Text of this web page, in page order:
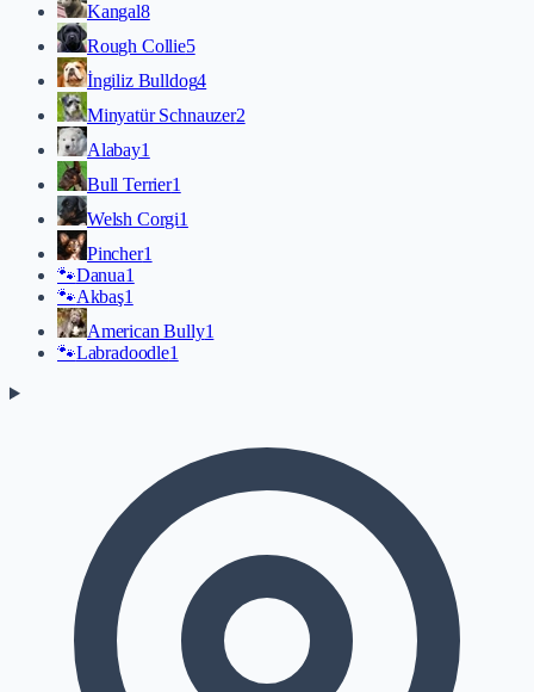
Kangal8
Rough Collie5
İngiliz Bulldog4
Minyatür Schnauzer2
Alabay1
Bull Terrier1
Welsh Corgi1
Pincher1
🐾Danua1
🐾Akbaş1
American Bully1
🐾Labradoodle1